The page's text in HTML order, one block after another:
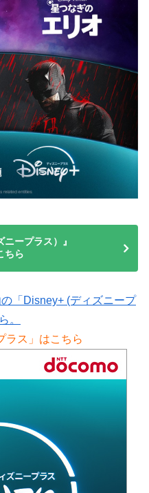
ープラス）』
ちら
「Disney+ (ディズニープ
。
ラス」はこちら